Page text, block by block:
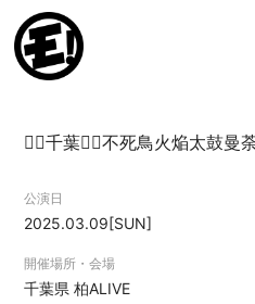
SCHEDULE
BIOGRAPHY
BLOG
🐦‍🔥千葉🐦‍🔥不死鳥火焔太鼓曼
公演日
2025.03.09[SUN]
開催場所・会場
千葉県柏ALIVE